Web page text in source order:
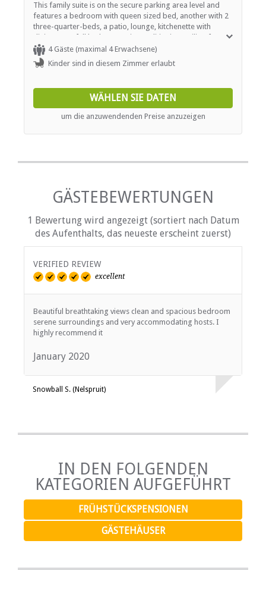
This family suite is on the secure parking area level and
features a bedroom with queen sized bed, another with 2
three-quarter-beds, a patio, lounge, kitchenette with
dining area, full bathroom, air-conditioning, ceiling fans,
satellite TV and town/valley view
4 Gäste (maximal 4 Erwachsene)
Kinder sind in diesem Zimmer erlaubt
WÄHLEN SIE DATEN
um die anzuwendenden Preise anzuzeigen
GÄSTEBEWERTUNGEN
1 Bewertung wird angezeigt (sortiert nach Datum
des Aufenthalts, das neueste erscheint zuerst)
VERIFIED REVIEW
excellent
Beautiful breathtaking views clean and spacious bedroom
serene surroundings and very accommodating hosts. I
highly recommend it
January 2020
Snowball S. (Nelspruit)
IN DEN FOLGENDEN
KATEGORIEN AUFGEFÜHRT
FRÜHSTÜCKSPENSIONEN
GÄSTEHÄUSER